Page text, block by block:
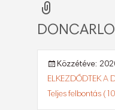
Közzétéve:
ELKEZDŐDTEK A
Teljes felbontás